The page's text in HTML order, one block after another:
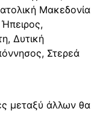
Μακεδονία
Δυτική
Στερεά
μεταξύ άλλων θα